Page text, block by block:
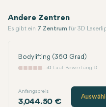
Andere Zentren
Es gibt ein 7 Zentrum für 3D
Bodylifting (360 Grad)
0 Laut Bewertung 0
Anfangspreis
3,044.50 €